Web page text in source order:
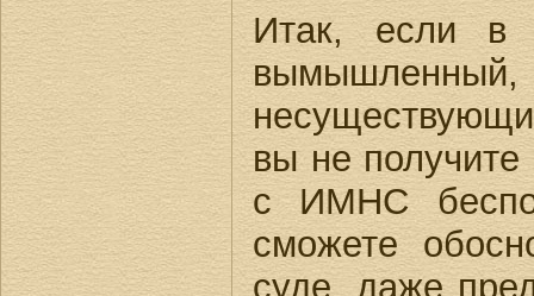
Итак, если в
вы не
с ИМНС
сможете
суде, даже